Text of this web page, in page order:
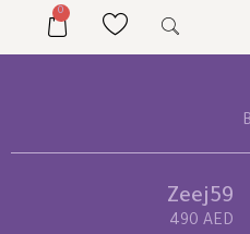
0
Zeej59
490 AED